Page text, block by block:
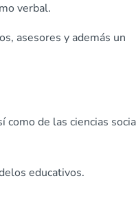
verbal.
asesores y además un
como de las ciencias
educativos.